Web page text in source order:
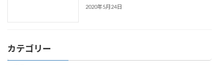
2020年5月24日
カテゴリー